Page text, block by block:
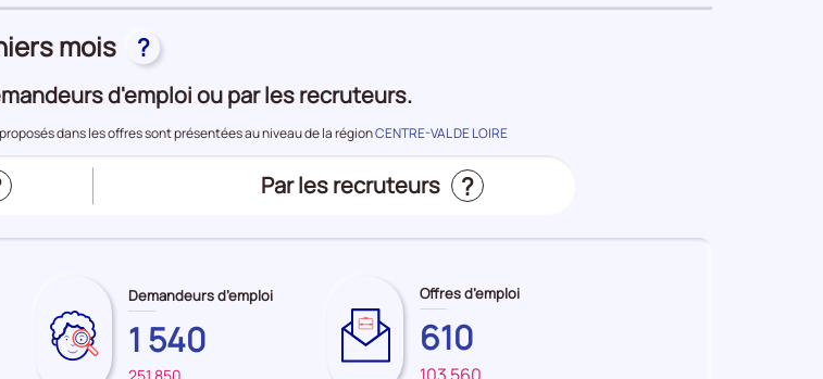
et
à
mois ?
d'emploi ou par les recruteurs.
dans les offres sont présentées au niveau de la régionCENTRE-VAL DE LOIRE
Trier
top
métiers
Par les recruteurs ?
Demandeurs d’emploi
1 540
251 850
Offres d’emploi
610